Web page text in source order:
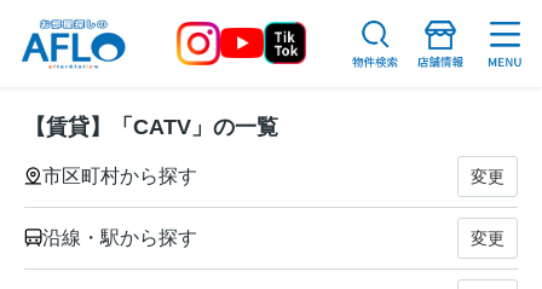
【賃貸】「CATV」の一覧
市区町村から探す 変更
沿線・駅から探す 変更